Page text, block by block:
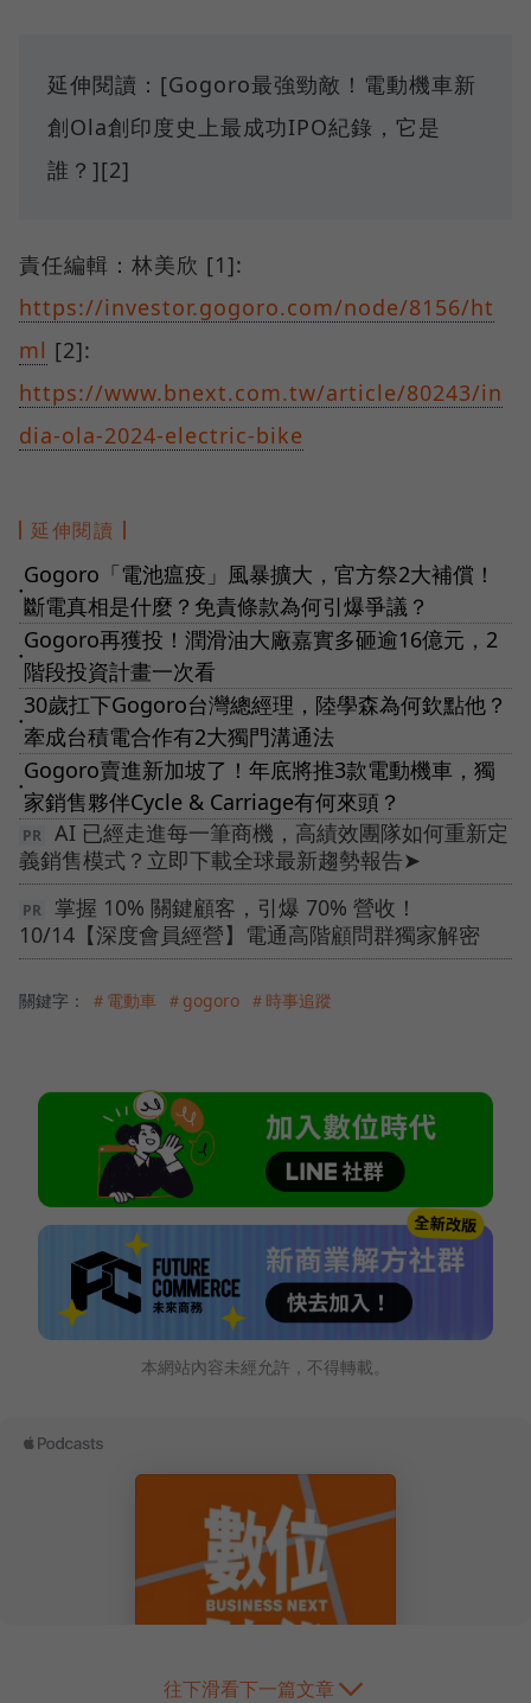
延伸閱讀：[Gogoro最強勁敵！電動機車新
創Ola創印度史上最成功IPO紀錄，它是
誰？][2]
責任編輯：林美欣 [1]:
https://investor.gogoro.com/node/8156/ht
ml [2]:
https://www.bnext.com.tw/article/80243/in
dia-ola-2024-electric-bike
延伸閱讀
●
Gogoro「電池瘟疫」風暴擴大，官方祭2大補償！
斷電真相是什麼？免責條款為何引爆爭議？
●
Gogoro再獲投！潤滑油大廠嘉實多砸逾16億元，2
階段投資計畫一次看
●
30歲扛下Gogoro台灣總經理，陸學森為何欽點他？
牽成台積電合作有2大獨門溝通法
●
Gogoro賣進新加坡了！年底將推3款電動機車，獨
家銷售夥伴Cycle & Carriage有何來頭？
AI 已經走進每一筆商機，高績效團隊如何重新定
義銷售模式？立即下載全球最新趨勢報告➤
掌握 10% 關鍵顧客，引爆 70% 營收！
10/14【深度會員經營】電通高階顧問群獨家解密
關鍵字： ＃電動車 ＃gogoro ＃時事追蹤
本網站內容未經允許，不得轉載。
往下滑看下一篇文章